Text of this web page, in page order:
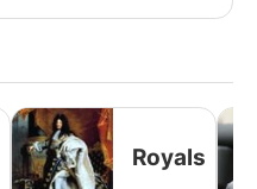
Royals